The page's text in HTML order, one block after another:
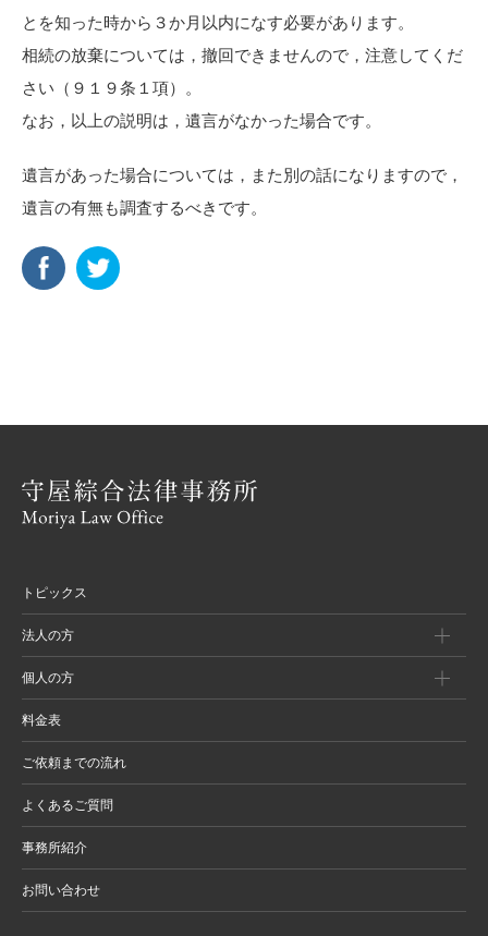
とを知った時から３か月以内になす必要があります。
相続の放棄については，撤回できませんので，注意してくだ
さい（９１９条１項）。
なお，以上の説明は，遺言がなかった場合です。
遺言があった場合については，また別の話になりますので，
遺言の有無も調査するべきです。
トピックス
法人の方
個人の方
料金表
ご依頼までの流れ
よくあるご質問
事務所紹介
お問い合わせ